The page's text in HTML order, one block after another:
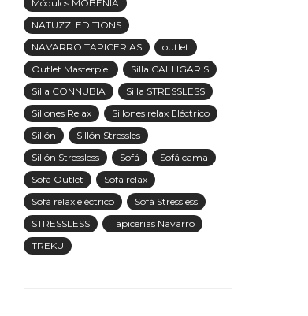
Módulos MOBENIA
NATUZZI EDITIONS
NAVARRO TAPICERIAS
outlet
Outlet Masterpiel
Silla CALLIGARIS
Silla CONNUBIA
Silla STRESSLESS
Sillones Relax
Sillones relax Eléctrico
Sillón
Sillón Stressles
Sillón Stressless
Sofá
Sofá cama
Sofá Outlet
Sofá relax
Sofá relax eléctrico
Sofá Stressless
STRESSLESS
Tapicerias Navarro
TREKU